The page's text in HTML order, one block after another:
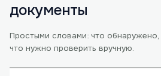
документы
Простыми словами: что
что нужно проверить вручную.